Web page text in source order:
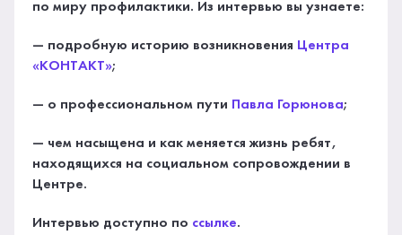
по миру профилактики. Из интервью вы узнаете:
— подробную историю возникновения Центра
«КОНТАКТ»;
— о профессиональном пути Павла Горюнова;
— чем насыщена и как меняется жизнь ребят,
находящихся на социальном сопровождении в
Центре.
Интервью доступно по ссылке.